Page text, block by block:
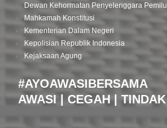
Dewan Kehormatan Penyelenggara Pemilu
Mahkamah Konstitusi
Kementerian Dalam Negeri
Kepolisian Republik Indonesia
Kejaksaan Agung
#AYOAWASIBERSAMA
AWASI | CEGAH | TINDAK